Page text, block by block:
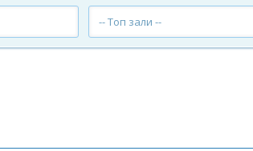
-- Топ зали --